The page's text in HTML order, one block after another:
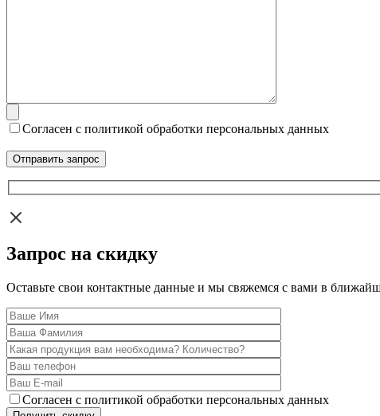
Согласен с политикой обработки персональных данных
Запрос на скидку
Оставьте свои контактные данные и мы свяжемся с вами в
Согласен с политикой обработки персональных данных